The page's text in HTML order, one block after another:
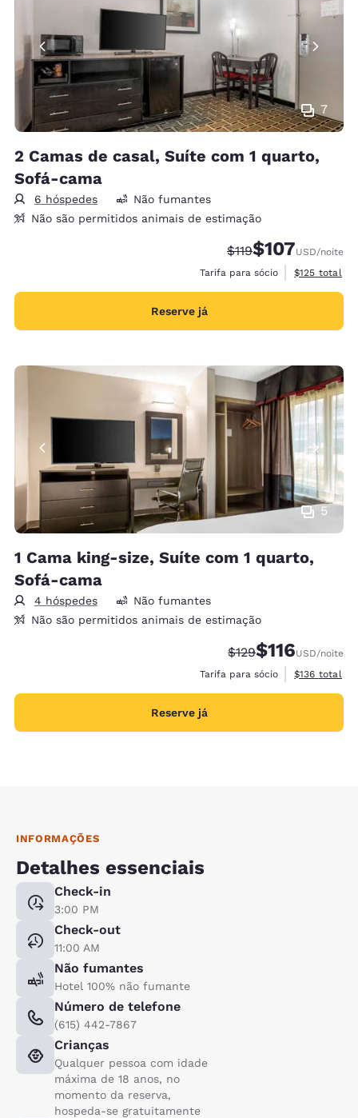
7
2 Camas de casal, Suíte com 1 quarto,
Sofá-cama
6 hóspedes
Não fumantes
Não são permitidos animais de estimação
Tarifa anterior
$119Tarifa com
$107USD/noite
Tarifa para sócio
Exibir
$125 total
Reserve já
5
1 Cama king-size, Suíte com 1 quarto,
Sofá-cama
4 hóspedes
Não fumantes
Não são permitidos animais de estimação
Tarifa anterior
$129Tarifa com
$116USD/noite
Tarifa para sócio
Exibir
$136 total
Reserve já
INFORMAÇÕES
Detalhes essenciais
Check-in
3:00 PM
Check-out
11:00 AM
Não fumantes
Hotel 100% não fumante
Número de telefone
(615) 442-7867
Crianças
Qualquer pessoa com idade
máxima de 18 anos, no
momento da reserva,
hospeda-se gratuitamente